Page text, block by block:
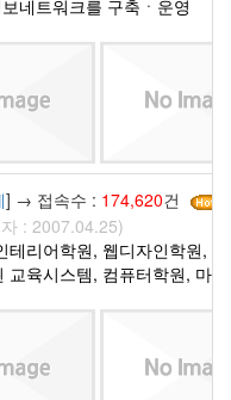
네트워크를 구축ㆍ운영
] → 접속수 : 174,620건
: 2007.04.25)
테리어학원, 웹디자인학원,
육시스템, 컴퓨터학원, 마